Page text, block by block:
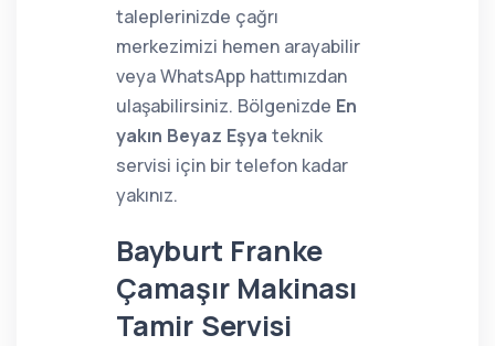
taleplerinizde çağrı
merkezimizi hemen arayabilir
veya WhatsApp hattımızdan
ulaşabilirsiniz. Bölgenizde En
yakın Beyaz Eşya teknik
servisi için bir telefon kadar
yakınız.
Bayburt Franke
Çamaşır Makinası
Tamir Servisi